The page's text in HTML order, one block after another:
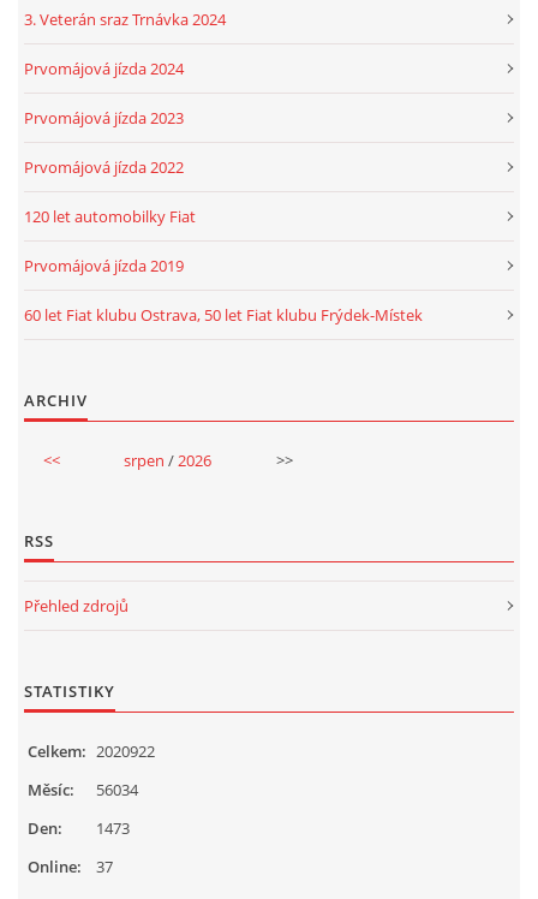
3. Veterán sraz Trnávka 2024
Prvomájová jízda 2024
Prvomájová jízda 2023
Prvomájová jízda 2022
120 let automobilky Fiat
Prvomájová jízda 2019
60 let Fiat klubu Ostrava, 50 let Fiat klubu Frýdek-Místek
ARCHIV
<< srpen /2026 >>
RSS
Přehled zdrojů
STATISTIKY
Online: 37
Celkem: 2020922
Měsíc:
56034
Den:
1473